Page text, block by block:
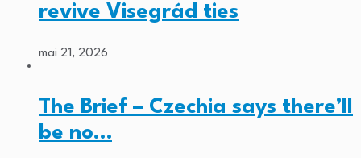
revive Visegrád ties
mai 21, 2026
The Brief – Czechia says there’ll
be no…